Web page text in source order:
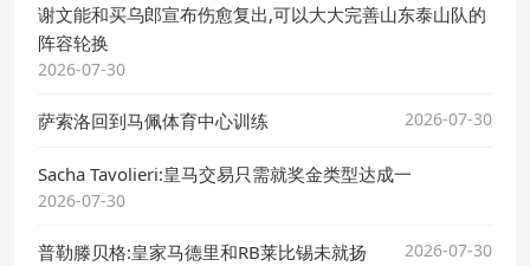
谢文能和买乌郎宣布伤愈复出,可以大大完善山东泰山队的
阵容轮换
2026-07-30
萨索洛回到马佩体育中心训练 2026-07-30
Sacha Tavolieri:皇马交易只需就奖金类型达成一
2026-07-30
普勒滕贝格:皇家马德里和RB莱比锡未就扬 2026-07-30